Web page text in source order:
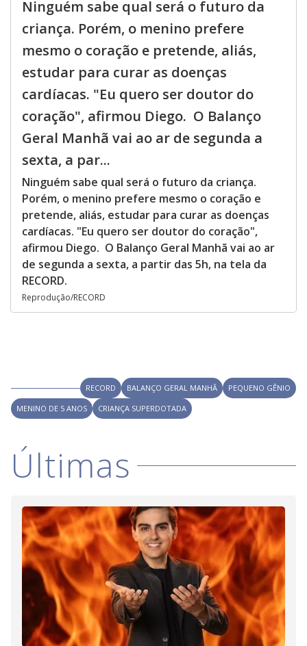
Ninguém sabe qual será o futuro da
criança. Porém, o menino prefere
mesmo o coração e pretende, aliás,
estudar para curar as doenças
cardíacas. "Eu quero ser doutor do
coração", afirmou Diego. O Balanço
Geral Manhã vai ao ar de segunda a
sexta, a par...
Ninguém sabe qual será o futuro da criança.
Porém, o menino prefere mesmo o coração e
pretende, aliás, estudar para curar as doenças
cardíacas. "Eu quero ser doutor do coração",
afirmou Diego. O Balanço Geral Manhã vai ao ar
de segunda a sexta, a partir das 5h, na tela da
RECORD.
Reprodução/RECORD
RECORD BALANÇO GERAL MANHÃ
PEQUENO GÊNIO
MENINO DE 5 ANOS
CRIANÇA SUPERDOTADA
Últimas